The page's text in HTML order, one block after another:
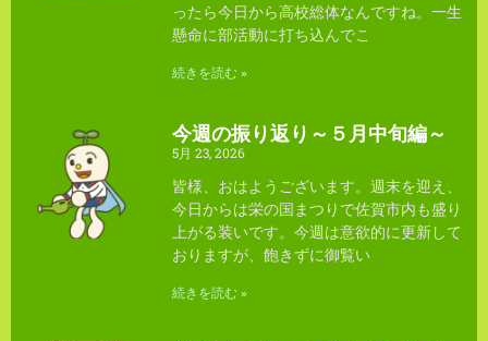
ったら今日から高校総体なんですね。一生
懸命に部活動に打ち込んでこ
続きを読む »
今週の振り返り～５月中旬編～
5月 23, 2026
皆様、おはようございます。週末を迎え、
今日からは栄の国まつりで佐賀市内も盛り
上がる装いです。今週は意欲的に更新して
おりますが、飽きずに御覧い
続きを読む »